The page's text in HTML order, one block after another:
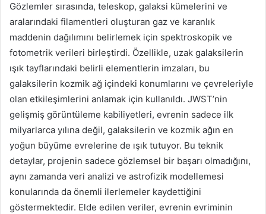
Gözlemler sırasında, teleskop, galaksi kümelerini ve
aralarındaki filamentleri oluşturan gaz ve karanlık
maddenin dağılımını belirlemek için spektroskopik ve
fotometrik verileri birleştirdi. Özellikle, uzak galaksilerin
ışık tayflarındaki belirli elementlerin imzaları, bu
galaksilerin kozmik ağ içindeki konumlarını ve çevreleriyle
olan etkileşimlerini anlamak için kullanıldı. JWST’nin
gelişmiş görüntüleme kabiliyetleri, evrenin sadece ilk
milyarlarca yılına değil, galaksilerin ve kozmik ağın en
yoğun büyüme evrelerine de ışık tutuyor. Bu teknik
detaylar, projenin sadece gözlemsel bir başarı olmadığını,
aynı zamanda veri analizi ve astrofizik modellemesi
konularında da önemli ilerlemeler kaydettiğini
göstermektedir. Elde edilen veriler, evrenin evriminin